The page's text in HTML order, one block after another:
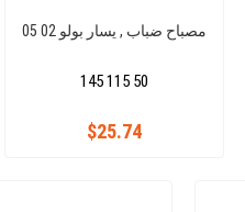
مصباح ضباب , يسار بولو 02 05
145 115 50
$25.74